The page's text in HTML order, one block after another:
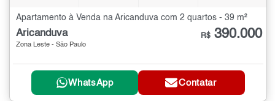
Apartamento à Venda na Aricanduva com 2 quartos - 39 m²
Aricanduva
Zona Leste - São Paulo
R$ 390.000
WhatsApp Contatar